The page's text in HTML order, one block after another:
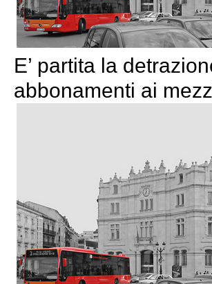
E’ partita la
abbonamenti ai